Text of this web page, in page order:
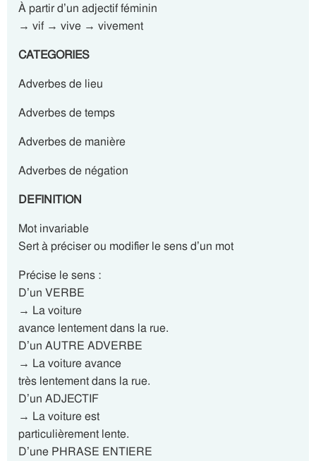
À partir d’un adjectif féminin
→ vif → vive → vivement
CATEGORIES
Adverbes de lieu
Adverbes de temps
Adverbes de manière
Adverbes de négation
DEFINITION
Mot invariable
Sert à préciser ou modifier le sens d’un mot
Précise le sens :
D’un VERBE
→ La voiture
avance lentement dans la rue.
D’un AUTRE ADVERBE
→ La voiture avance
très lentement dans la rue.
D’un ADJECTIF
→ La voiture est
particulièrement lente.
D’une PHRASE ENTIERE